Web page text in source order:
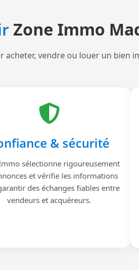
Zone Immo
vendre ou louer un bien
& sécurité
sélectionne rigoureusement
et vérifie les informations
des échanges fiables entre
vendeurs et acquéreurs.